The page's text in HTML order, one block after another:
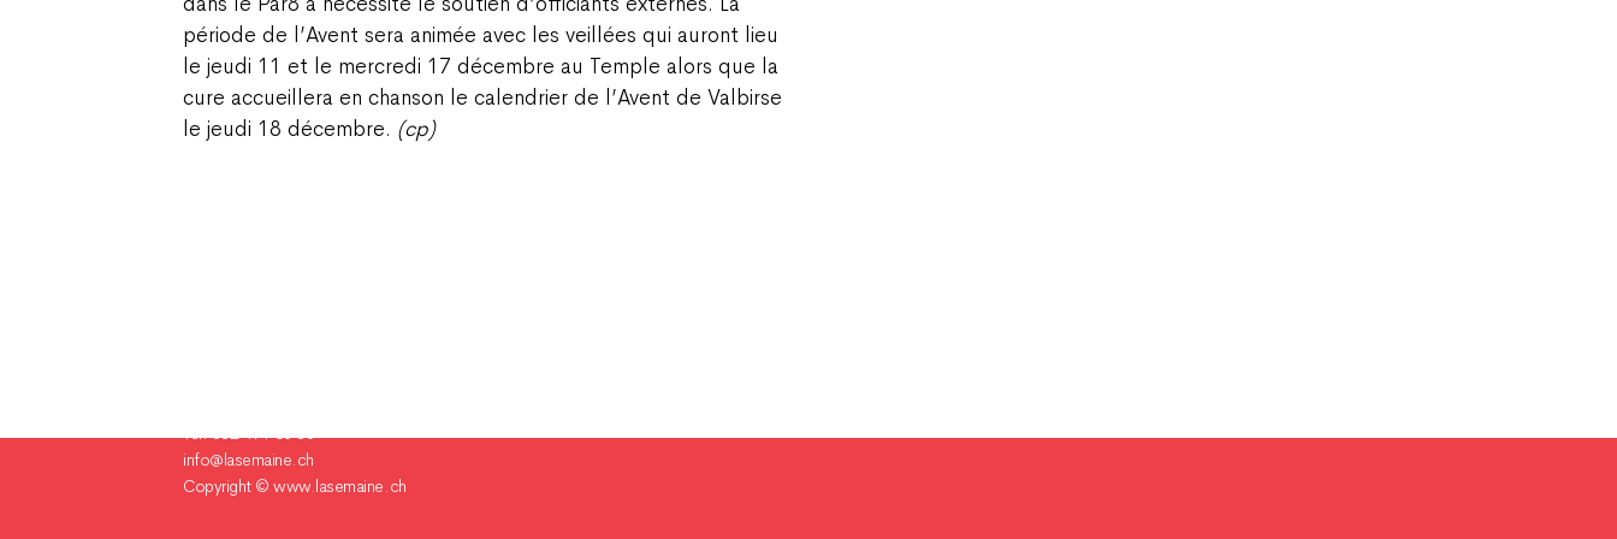
période de l’Avent sera animée avec les veillées qui auront lieu
le jeudi 11 et le mercredi 17 décembre au Temple alors que la
cure accueillera en chanson le calendrier de l’Avent de Valbirse
le jeudi 18 décembre. (cp)
Tél. 032 491 60 80
info@lasemaine.ch
Copyright ©www.lasemaine.ch